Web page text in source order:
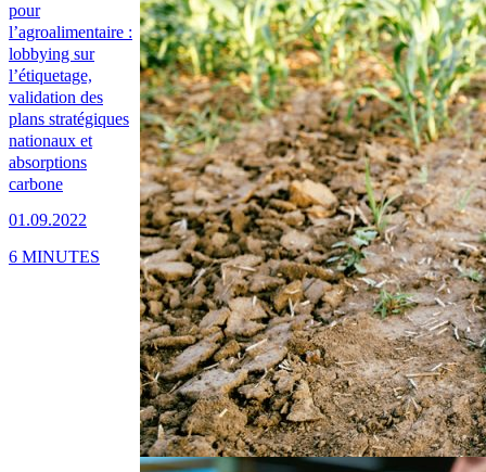
pour
l’agroalimentaire :
lobbying sur
l’étiquetage,
validation des
plans stratégiques
nationaux et
absorptions
carbone
01.09.2022
6 MINUTES